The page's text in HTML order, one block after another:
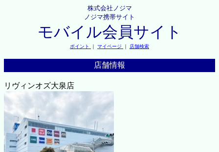
株式会社ノジマ
ノジマ携帯サイト
モバイル会員サイト
ポイント ｜ マイページ ｜ 店舗検索
店舗情報
リヴィンオズ大泉店